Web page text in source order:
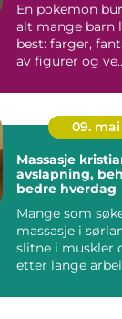
En pokemon
alt mange barn
best: farger,
av figurer og
09. mai
Massasje
avslapning,
bedre hverdag
Mange som
massasje i
slitne i muskler
etter lange